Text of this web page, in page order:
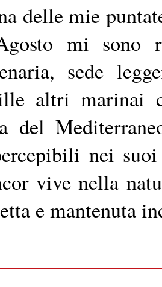
delle mie
mi sono
sede
altri marinai
del
nei
vive nella
e mantenuta